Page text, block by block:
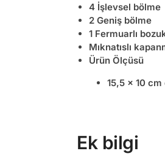
4 İşlevsel bölme
2 Geniş bölme
1 Fermuarlı
Mıknatıslı
Ürün Ölçüsü
15,5 x 10 cm
Ek bilgi